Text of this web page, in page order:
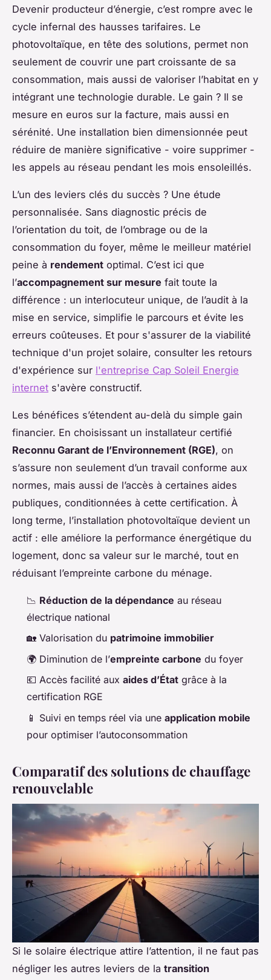
Devenir producteur d’énergie, c’est rompre avec le
cycle infernal des hausses tarifaires. Le
photovoltaïque, en tête des solutions, permet non
seulement de couvrir une part croissante de sa
consommation, mais aussi de valoriser l’habitat en y
intégrant une technologie durable. Le gain ? Il se
mesure en euros sur la facture, mais aussi en
sérénité. Une installation bien dimensionnée peut
réduire de manière significative - voire supprimer -
les appels au réseau pendant les mois ensoleillés.
L’un des leviers clés du succès ? Une étude
personnalisée. Sans diagnostic précis de
l’orientation du toit, de l’ombrage ou de la
consommation du foyer, même le meilleur matériel
peine à rendement optimal. C’est ici que
l’accompagnement sur mesure fait toute la
différence : un interlocuteur unique, de l’audit à la
mise en service, simplifie le parcours et évite les
erreurs coûteuses. Et pour s'assurer de la viabilité
technique d'un projet solaire, consulter les retours
d'expérience sur l'entreprise Cap Soleil Energie
internet s'avère constructif.
Les bénéfices s’étendent au-delà du simple gain
financier. En choisissant un installateur certifié
Reconnu Garant de l’Environnement (RGE), on
s’assure non seulement d’un travail conforme aux
normes, mais aussi de l’accès à certaines aides
publiques, conditionnées à cette certification. À
long terme, l’installation photovoltaïque devient un
actif : elle améliore la performance énergétique du
logement, donc sa valeur sur le marché, tout en
réduisant l’empreinte carbone du ménage.
📉 Réduction de la dépendance au réseau
électrique national
🏡 Valorisation du patrimoine immobilier
🌍 Diminution de l’empreinte carbone du foyer
💶 Accès facilité aux aides d’État grâce à la
certification RGE
📱 Suivi en temps réel via une application mobile
pour optimiser l’autoconsommation
Comparatif des solutions de chauffage
renouvelable
Si le solaire électrique attire l’attention, il ne faut pas
négliger les autres leviers de la transition